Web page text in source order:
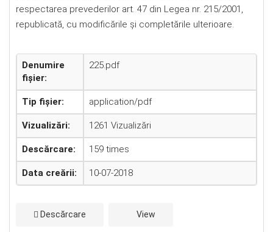
respectarea prevederilor art. 47 din Legea nr. 215/2001,
republicată, cu modificările şi completările ulterioare.
Denumire
fișier:
225.pdf
Tip fișier: application/pdf
Vizualizări: 1261 Vizualizări
Descărcare: 159 times
Data creării: 10-07-2018
Descărcare View